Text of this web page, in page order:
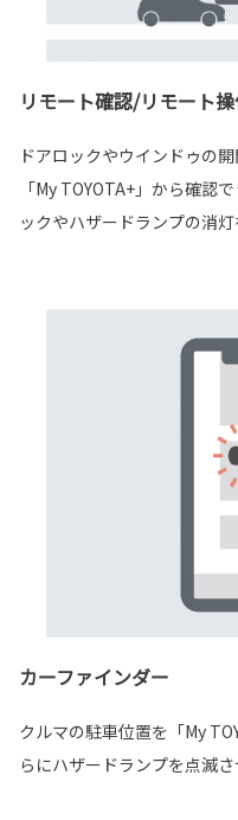
リモート確認/リモート
ドアロックやウインドゥの
「My TOYOTA+」から確認
ックやハザードランプの消灯
カーファインダー
クルマの駐車位置を「My
らにハザードランプを点滅さ